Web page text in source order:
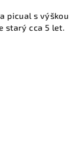
picual s výškou
starý cca 5 let.